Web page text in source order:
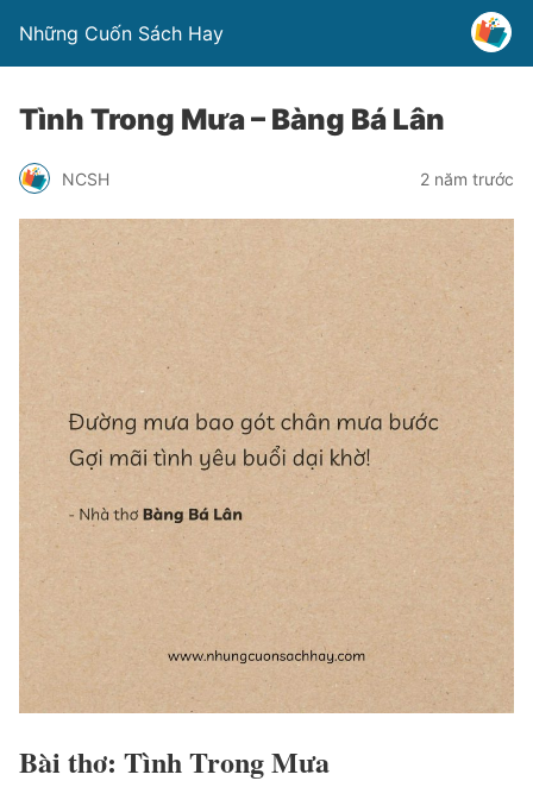
Những Cuốn Sách Hay
Tình Trong Mưa – Bàng Bá Lân
NCSH 2 năm trước
Bài thơ: Tình Trong Mưa